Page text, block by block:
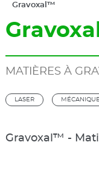
Gravoxal™
MATIÈRES À
LASER MÉCANIQUE
Gravoxal™ -